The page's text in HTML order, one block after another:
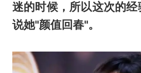
迷的时候，所以这次的经
说她"颜值回春"。